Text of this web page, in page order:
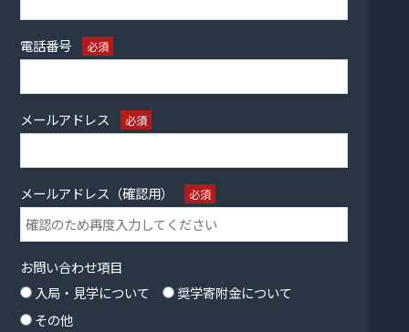
電話番号 必須
メールアドレス 必須
メールアドレス（確認用） 必須
お問い合わせ項目
入局・見学について
奨学寄附金について
その他